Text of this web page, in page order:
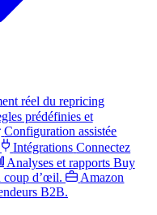
réel du repricing
prédéfinies et
Configuration assistée
Intégrations Connectez
Analyses et rapports Buy
coup d’œil.
Amazon
B2B.